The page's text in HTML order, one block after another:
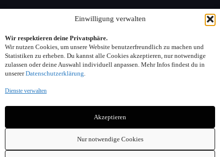
Einwilligung verwalten
Wir respektieren deine Privatsphäre.
Wir nutzen Cookies, um unsere Website benutzerfreundlich zu machen und
Statistiken zu erheben. Du kannst alle Cookies akzeptieren, nur notwendige
zulassen oder deine Auswahl individuell anpassen. Mehr Infos findest du in
unsererDatenschutzerklärung.
Dienste verwalten
Akzeptieren
Nur notwendige Cookies
Information
Sitemap
FAQ
Adresse: Seelower Strasse 6, 10439 Berlin
Email: info(at)sonnenreich-weine.de